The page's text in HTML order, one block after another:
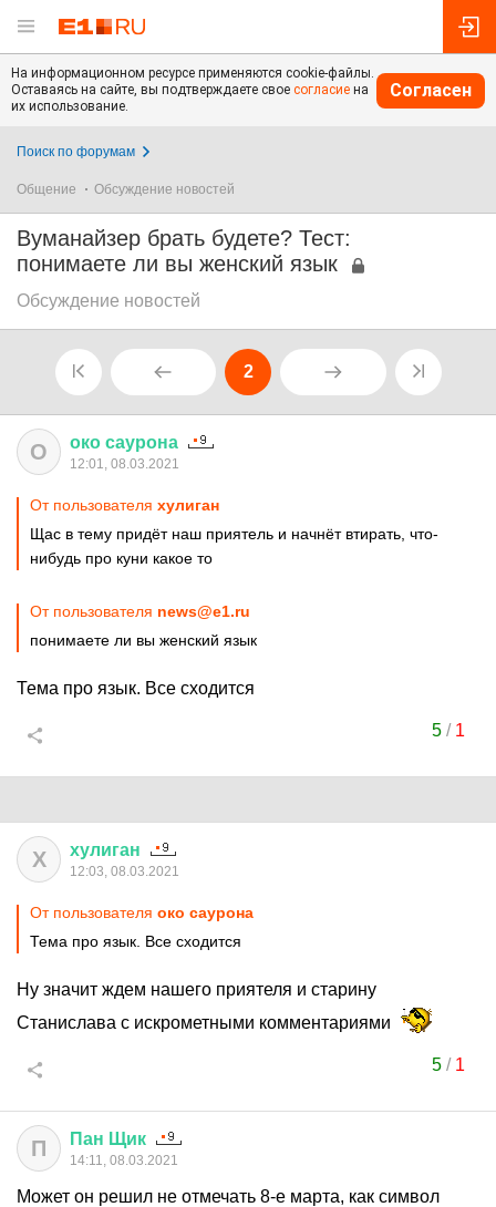
На информационном ресурсе применяются cookie-файлы.
Оставаясь на сайте, вы подтверждаете свое согласие на
их использование.
Согласен
Поиск по форумам
Общение Обсуждение новостей
Вуманайзер брать будете? Тест:
понимаете ли вы женский язык
Обсуждение новостей
2
О око саурона
12:01, 08.03.2021
От пользователя хулиган
Щас в тему придёт наш приятель и начнёт втирать, что-
нибудь про куни какое то
От пользователя news@e1.ru
понимаете ли вы женский язык
Тема про язык. Все сходится
5/ 1
Х хулиган
12:03, 08.03.2021
От пользователя око саурона
Тема про язык. Все сходится
Ну значит ждем нашего приятеля и старину
Станислава с искрометными комментариями
5/ 1
П Пан Щик
14:11, 08.03.2021
Может он решил не отмечать 8-е марта, как символ